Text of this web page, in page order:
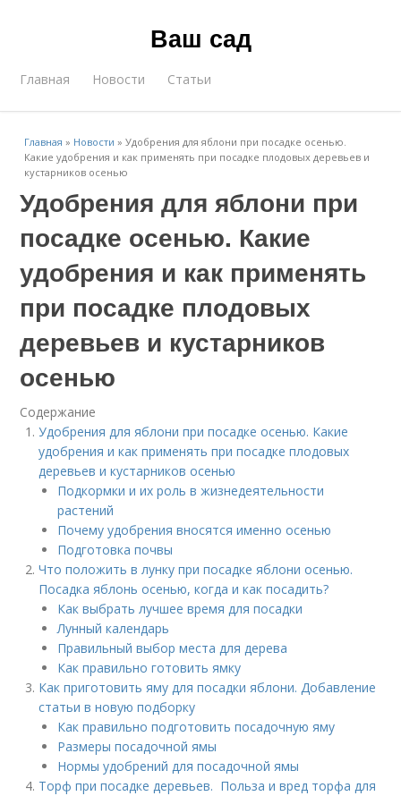
Ваш сад
Главная Новости Статьи
Главная » Новости »Удобрения для яблони при посадке осенью.
Какие удобрения и как применять при посадке плодовых деревьев и
кустарников осенью
Удобрения для яблони при
посадке осенью. Какие
удобрения и как применять
при посадке плодовых
деревьев и кустарников
осенью
Содержание
Удобрения для яблони при посадке осенью. Какие
удобрения и как применять при посадке плодовых
деревьев и кустарников осенью
Подкормки и их роль в жизнедеятельности
растений
Почему удобрения вносятся именно осенью
Подготовка почвы
Что положить в лунку при посадке яблони осенью.
Посадка яблонь осенью, когда и как посадить?
Как выбрать лучшее время для посадки
Лунный календарь
Правильный выбор места для дерева
Как правильно готовить ямку
Как приготовить яму для посадки яблони. Добавление
статьи в новую подборку
Как правильно подготовить посадочную яму
Размеры посадочной ямы
Нормы удобрений для посадочной ямы
Торф при посадке деревьев. Польза и вред торфа для